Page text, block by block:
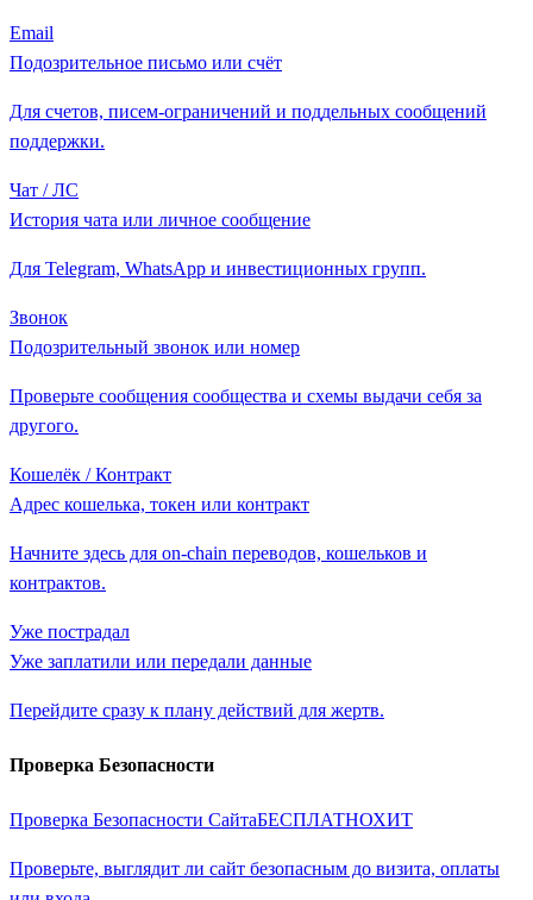
Email
Подозрительное письмо или счёт
Для счетов, писем-ограничений и поддельных сообщений
поддержки.
Чат / ЛС
История чата или личное сообщение
Для Telegram, WhatsApp и инвестиционных групп.
Звонок
Подозрительный звонок или номер
Проверьте сообщения сообщества и схемы выдачи себя за
другого.
Кошелёк / Контракт
Адрес кошелька, токен или контракт
Начните здесь для on-chain переводов, кошельков и
контрактов.
Уже пострадал
Уже заплатили или передали данные
Перейдите сразу к плану действий для жертв.
Проверка Безопасности
Проверка Безопасности СайтаБЕСПЛАТНОХИТ
Проверьте, выглядит ли сайт безопасным до визита, оплаты